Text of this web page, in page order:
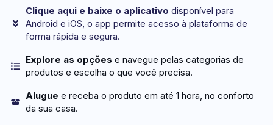
Clique aqui e baixe o aplicativo disponível para
Android e iOS, o app permite acesso à plataforma de
forma rápida e segura.
Explore as opções e navegue pelas categorias de
produtos e escolha o que você precisa.
Alugue e receba o produto em até 1 hora, no conforto
da sua casa.